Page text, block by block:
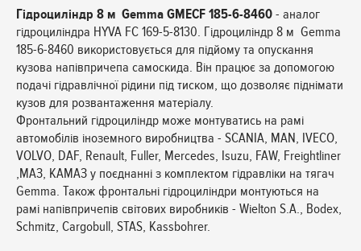
Гідроциліндр 8 м Gemma GMECF 185-6-8460 - аналог
гідроциліндра HYVA FC 169-5-8130. Гідроциліндр 8 м Gemma
185-6-8460 використовується для підйому та опускання
кузова напівпричепа самоскида. Він працює за допомогою
подачі гідравлічної рідини під тиском, що дозволяє піднімати
кузов для розвантаження матеріалу.
Фронтальний гідроциліндр може монтуватись на рамі
автомобілів іноземного виробництва - SCANIA, MAN, IVECO,
VOLVO, DAF, Renault, Fuller, Mercedes, Isuzu, FAW, Freightliner
,МАЗ, КАМАЗ у поєднанні з комплектом гідравліки на тягач
Gemma. Також фронтальні гідроциліндри монтуються на
рамі напівпричепів світових виробників - Wielton S.A., Bodex,
Schmitz, Cargobull, STAS, Kassbohrer.